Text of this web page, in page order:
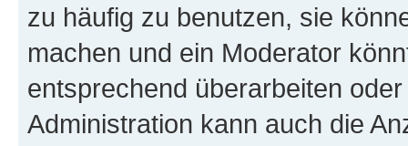
zu häufig zu benutzen, sie
machen und ein Moderator
entsprechend überarbeiten
Administration kann auch die